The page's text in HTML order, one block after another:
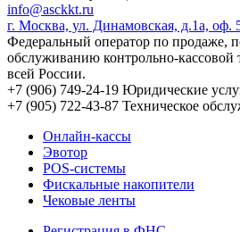
info@asckkt.ru
г. Москва, ул. Динамовская, д.1а, оф.
Федеральный оператор по продаже,
обслуживанию контрольно-кассовой
всей России.
+7 (906) 749-24-19 Юридические
+7 (905) 722-43-87 Техническое
Онлайн-кассы
Эвотор
POS-системы
Фискальные накопители
Чековые ленты